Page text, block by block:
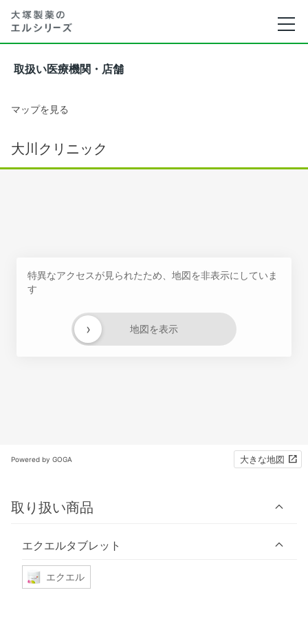
取扱い医療機関・店舗
マップを見る
大川クリニック
特異なアクセスが見られたため、地図を非表示にしていま
す
地図を表示
›
Powered by GOGA 大きな地図
取り扱い商品
エクエルタブレット
エクエル